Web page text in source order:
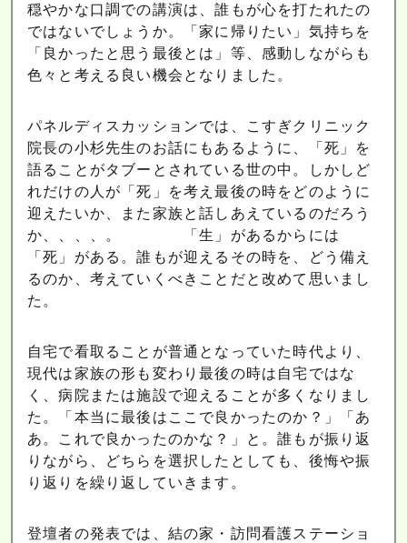
穏やかな口調での講演は、誰もが心を打たれたの
ではないでしょうか。「家に帰りたい」気持ちを
「良かったと思う最後とは」等、感動しながらも
色々と考える良い機会となりました。
パネルディスカッションでは、こすぎクリニック
院長の小杉先生のお話にもあるように、「死」を
語ることがタブーとされている世の中。しかしど
れだけの人が「死」を考え最後の時をどのように
迎えたいか、また家族と話しあえているのだろう
か、、、、。 「生」があるからには
「死」がある。誰もが迎えるその時を、どう備え
るのか、考えていくべきことだと改めて思いまし
た。
自宅で看取ることが普通となっていた時代より、
現代は家族の形も変わり最後の時は自宅ではな
く、病院または施設で迎えることが多くなりまし
た。「本当に最後はここで良かったのか？」「あ
あ。これで良かったのかな？」と。誰もが振り返
りながら、どちらを選択したとしても、後悔や振
り返りを繰り返していきます。
登壇者の発表では、結の家・訪問看護ステーショ